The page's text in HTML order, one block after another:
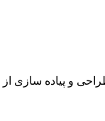
و پیاده سازی از